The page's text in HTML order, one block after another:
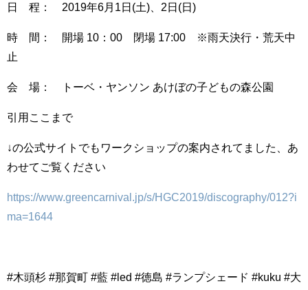
日 程： 2019年6月1日(土)、2日(日)
時 間： 開場 10：00 閉場 17:00 ※雨天決行・荒天中
止
会 場： トーベ・ヤンソン あけぼの子どもの森公園
引用ここまで
↓の公式サイトでもワークショップの案内されてました、あ
わせてご覧ください
https://www.greencarnival.jp/s/HGC2019/discography/012?i
ma=1644
#木頭杉 #那賀町 #藍 #led #徳島 #ランプシェード #kuku #大